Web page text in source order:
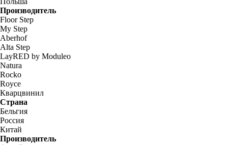
Производитель
Floor Step
My Step
Aberhof
Alta Step
LayRED by Moduleo
Natura
Rocko
Royce
Кварцвинил
Страна
Бельгия
Россия
Китай
Производитель